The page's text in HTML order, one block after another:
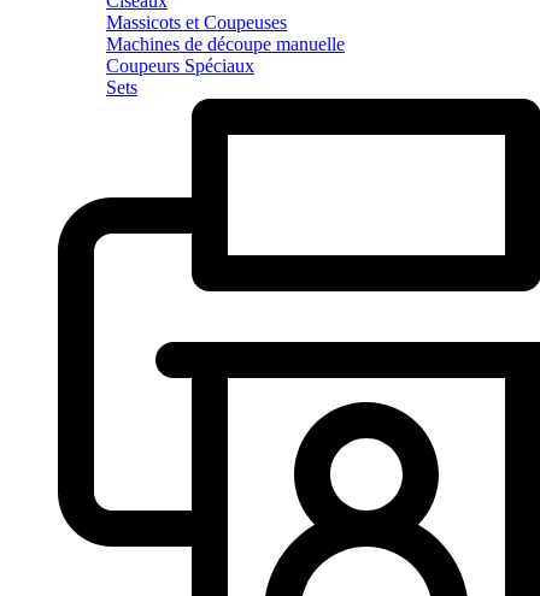
Massicots et Coupeuses
Machines de découpe manuelle
Coupeurs Spéciaux
Sets